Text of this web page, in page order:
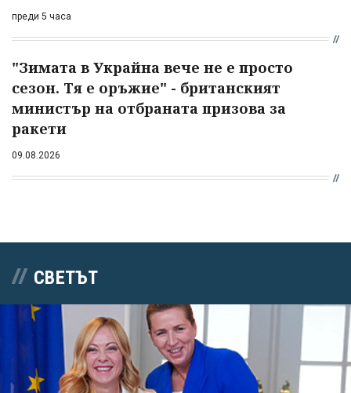
преди 5 часа
"Зимата в Украйна вече не е просто
сезон. Тя е оръжие" - британският
министър на отбраната призова за
ракети
09.08.2026
СВЕТЪТ